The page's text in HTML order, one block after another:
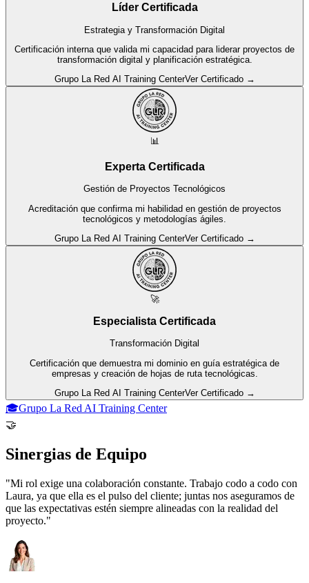
Líder Certificada
Estrategia y Transformación Digital
Certificación interna que valida mi capacidad para liderar proyectos de
transformación digital y planificación estratégica.
Grupo La Red AI Training CenterVer Certificado →
📊
Experta Certificada
Gestión de Proyectos Tecnológicos
Acreditación que confirma mi habilidad en gestión de proyectos
tecnológicos y metodologías ágiles.
Grupo La Red AI Training CenterVer Certificado →
🚀
Especialista Certificada
Transformación Digital
Certificación que demuestra mi dominio en guía estratégica de
empresas y creación de hojas de ruta tecnológicas.
Grupo La Red AI Training CenterVer Certificado →
🎓Grupo La Red AI Training Center
🤝
Sinergias de Equipo
"Mi rol exige una colaboración constante. Trabajo codo a codo con
Laura, ya que ella es el pulso del cliente; juntas nos aseguramos de
que las expectativas estén siempre alineadas con la realidad del
proyecto."